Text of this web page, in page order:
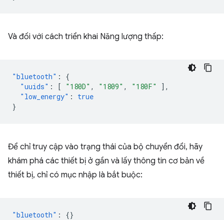
Và đối với cách triển khai Năng lượng thấp:
"bluetooth" :
{
"uuids" : [ "180D" , "1809" , "180F"
],
"low_energy" :
true
}
Để chỉ truy cập vào trạng thái của bộ chuyển đổi, hãy
khám phá các thiết bị ở gần và lấy thông tin cơ bản về
thiết bị, chỉ có mục nhập là bắt buộc:
"bluetooth" : {}